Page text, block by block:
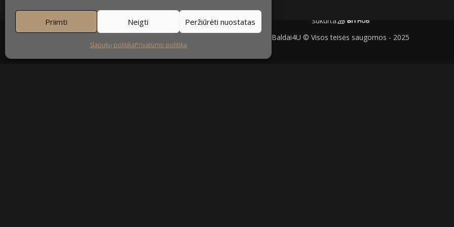
Priimti Neigti Peržiūrėti nuostatas
Slapukų politikaPrivatumo politika
Sukurta:
Baldai4U © Visos teisės saugomos - 2025